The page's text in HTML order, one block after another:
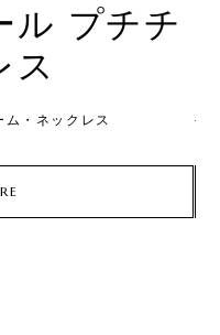
ル プチチ
ス
・ネックレス 手